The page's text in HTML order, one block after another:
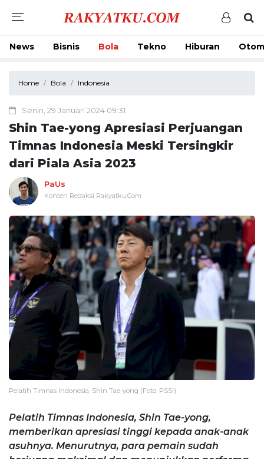
News Bisnis Bola Tekno Hiburan
Home Bola Indonesia
Senin, 29 Januari 2024 09:31
Shin Tae-yong Apresiasi Perjuangan
Timnas Indonesia Meski Tersingkir
dari Piala Asia 2023
PaUs
Konten Redaksi Rakyatku.Com
Pelatih Timnas Indonesia, Shin Tae-yong (Foto: PSSI)
Pelatih Timnas Indonesia, Shin Tae-yong,
memberikan apresiasi tinggi kepada anak-anak
asuhnya. Menurutnya, para pemain sudah